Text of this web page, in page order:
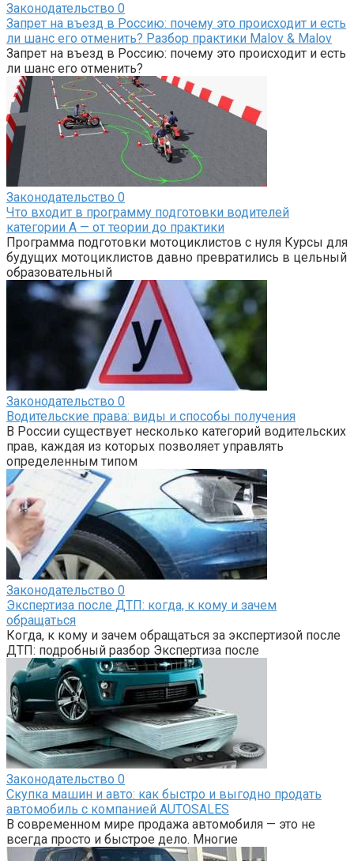
Законодательство 0
Запрет на въезд в Россию: почему это происходит и есть
ли шанс его отменить? Разбор практики Malov & Malov
Запрет на въезд в Россию: почему это происходит и есть
ли шанс его отменить?
Законодательство 0
Что входит в программу подготовки водителей
категории А — от теории до практики
Программа подготовки мотоциклистов с нуля Курсы для
будущих мотоциклистов давно превратились в цельный
образовательный
Законодательство 0
Водительские права: виды и способы получения
В России существует несколько категорий водительских
прав, каждая из которых позволяет управлять
определенным типом
Законодательство 0
Экспертиза после ДТП: когда, к кому и зачем
обращаться
Когда, к кому и зачем обращаться за экспертизой после
ДТП: подробный разбор Экспертиза после
Законодательство 0
Скупка машин и авто: как быстро и выгодно продать
автомобиль с компанией AUTOSALES
В современном мире продажа автомобиля — это не
всегда просто и быстрое дело. Многие